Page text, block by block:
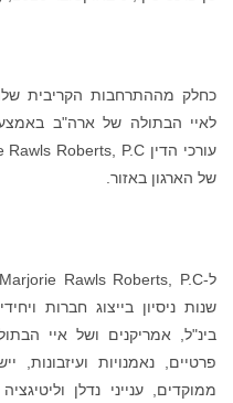
כחלק מההתרחבות הקריבית
לאיי הבתולה של ארה"ב
של הארגון באזור.
שנות ניסיון בייצוג חברות
בינ"ל, אמריקנים ושל איי
פרטיים, נאמנויות ועיזבונות,
ממוקדים, ענייני נדלן